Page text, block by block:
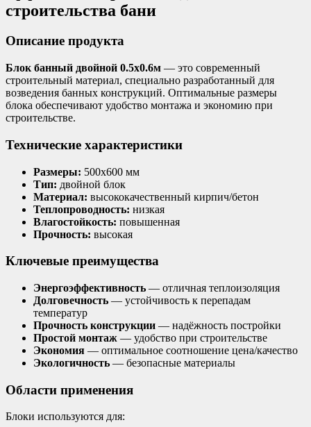
строительства бани
Описание продукта
Блок банный двойной 0.5х0.6м — это современный
строительный материал, специально разработанный для
возведения банных конструкций. Оптимальные размеры
блока обеспечивают удобство монтажа и экономию при
строительстве.
Технические характеристики
Размеры: 500х600 мм
Тип: двойной блок
Материал: высококачественный кирпич/бетон
Теплопроводность: низкая
Влагостойкость: повышенная
Прочность: высокая
Ключевые преимущества
Энергоэффективность — отличная теплоизоляция
Долговечность — устойчивость к перепадам
температур
Прочность конструкции — надёжность постройки
Простой монтаж — удобство при строительстве
Экономия — оптимальное соотношение цена/качество
Экологичность — безопасные материалы
Области применения
Блоки используются для: